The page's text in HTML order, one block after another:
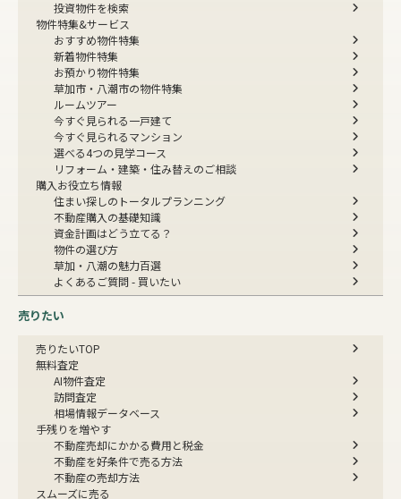
投資物件を検索
物件特集&サービス
おすすめ物件特集
新着物件特集
お預かり物件特集
草加市・八潮市の物件特集
ルームツアー
今すぐ見られる一戸建て
今すぐ見られるマンション
選べる4つの見学コース
リフォーム・建築・住み替えのご相談
購入お役立ち情報
住まい探しのトータルプランニング
不動産購入の基礎知識
資金計画はどう立てる？
物件の選び方
草加・八潮の魅力百選
よくあるご質問 - 買いたい
売りたい
売りたいTOP
無料査定
AI物件査定
訪問査定
相場情報データベース
手残りを増やす
不動産売却にかかる費用と税金
不動産を好条件で売る方法
不動産の売却方法
スムーズに売る